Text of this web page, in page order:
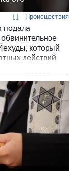
Происшествия
подала
который
действий